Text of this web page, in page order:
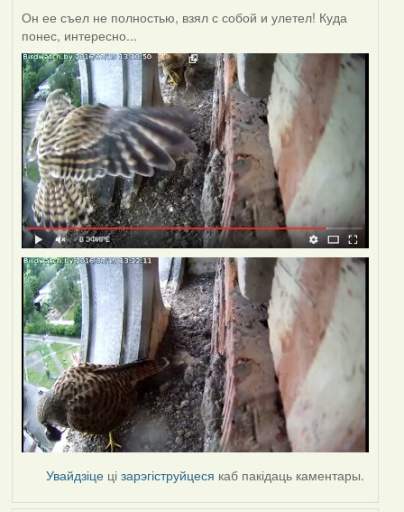
Он ее съел не полностью, взял с собой и улетел! Куда
понес, интересно...
Увайдзіце цізарэгіструйцеся каб пакідаць каментары.